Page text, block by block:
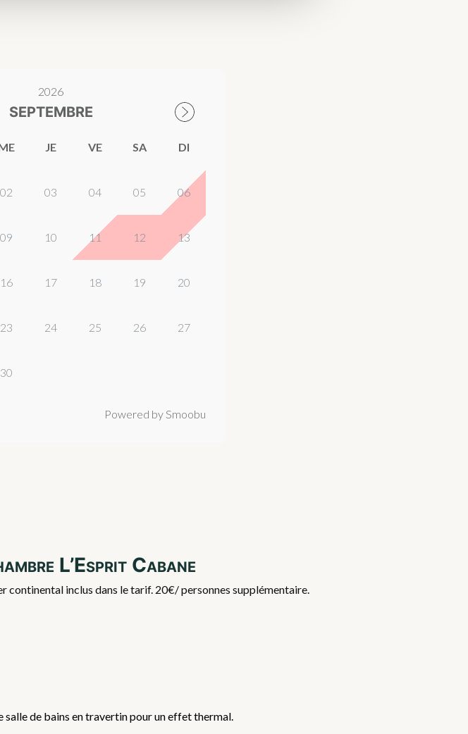
2026
SEPTEMBRE
JE VE SA DI
02 03 04 05 06
09 10 11 12 13
16 17 18 19 20
23 24 25 26 27
30
Powered by Smoobu
L’Esprit Cabane
continental inclus dans le tarif. 20€/ personnes supplémentaire.
de bains en travertin pour un effet thermal.